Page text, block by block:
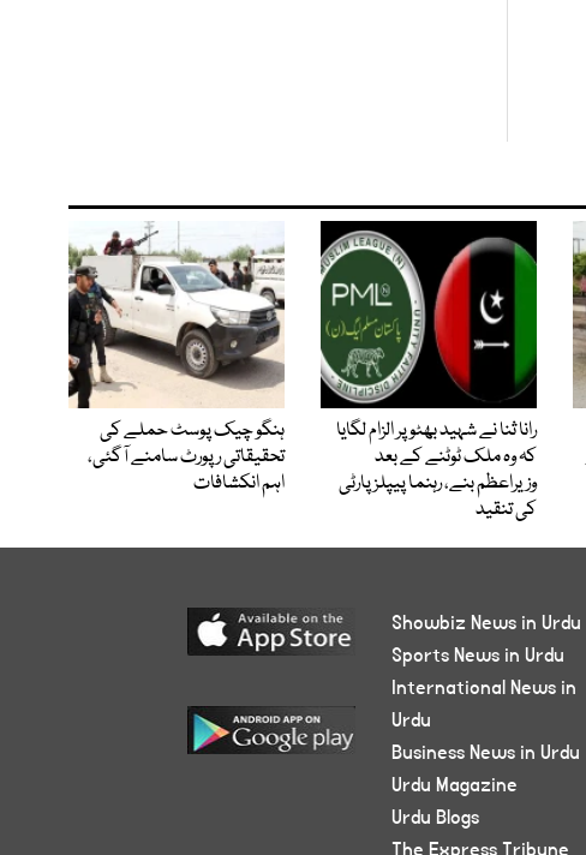
رانا ثنا نے شہید بھٹو پر الزام لگایا
کہ وہ ملک ٹوٹنے کے بعد
وزیراعظم بنے، رہنما پیپلز پارٹی
کی تنقید
ہنگو چیک پوسٹ حملے کی
تحقیقاتی رپورٹ سامنے آگئی،
اہم انکشافات
Showbiz News in Urdu
Sports News in Urdu
International News in
Urdu
Business News in Urdu
Urdu Magazine
Urdu Blogs